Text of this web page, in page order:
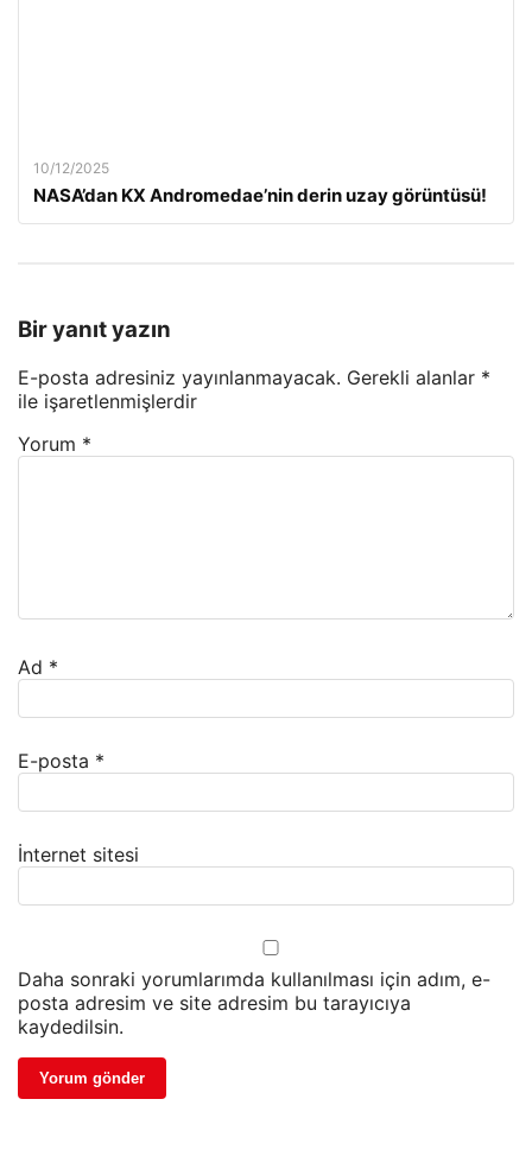
10/12/2025
NASA’dan KX Andromedae’nin derin uzay görüntüsü!
Bir yanıt yazın
E-posta adresiniz yayınlanmayacak. Gerekli alanlar *
ile işaretlenmişlerdir
Yorum *
Ad *
E-posta *
İnternet sitesi
Daha sonraki yorumlarımda kullanılması için adım, e-
posta adresim ve site adresim bu tarayıcıya
kaydedilsin.